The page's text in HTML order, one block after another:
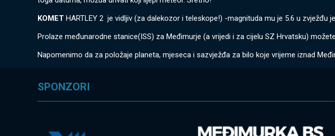
KOMETHARTLEY 2 je vidljiv (za dalekozor i teleskope!) -magnituda mu je 5.6 u zvježđu
Prolaze međunarodne stanice(ISS) za Međimurje (a vrijedi i za cijelu SZ Hrvatsku)
Napomenimo da za položaje planeta, mjeseca i sazvježđa za bilo koje vrijeme iznad
SPONZORI